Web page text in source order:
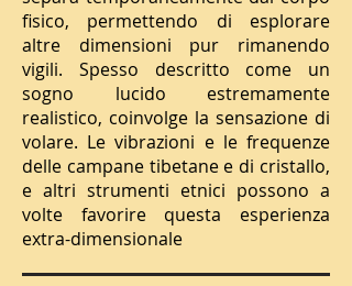
fisico, permettendo di esplorare
altre dimensioni pur rimanendo
vigili. Spesso descritto come un
sogno lucido estremamente
realistico, coinvolge la sensazione di
volare. Le vibrazioni e le frequenze
delle campane tibetane e di cristallo,
e altri strumenti etnici possono a
volte favorire questa esperienza
extra-dimensionale